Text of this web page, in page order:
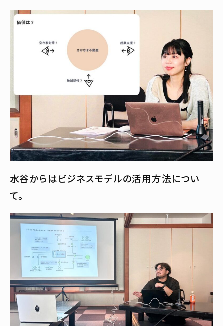
水谷からはビジネスモデルの活用方法につい
て。